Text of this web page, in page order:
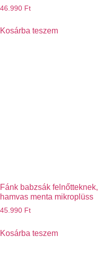
46.990 Ft
Kosárba teszem
Fánk babzsák felnőtteknek,
hamvas menta mikroplüss
45.990 Ft
Kosárba teszem